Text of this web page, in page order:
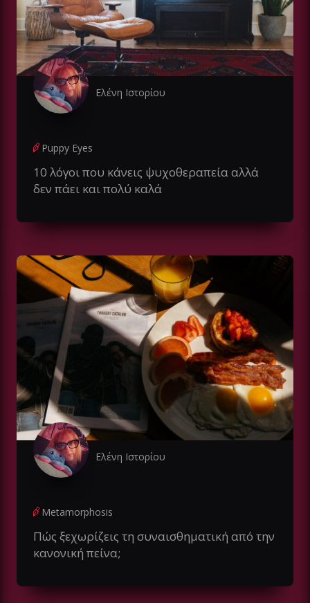
Ελένη Ιστορίου
Puppy Eyes
10 λόγοι που κάνεις ψυχοθεραπεία αλλά
δεν πάει και πολύ καλά
Ελένη Ιστορίου
Metamorphosis
Πώς ξεχωρίζεις τη συναισθηματική από την
κανονική πείνα;